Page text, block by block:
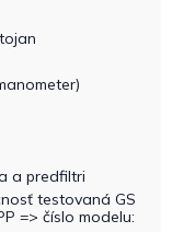
a predfiltri
testovaná GS
=> číslo modelu: